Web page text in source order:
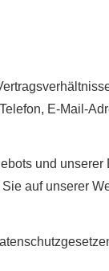
E-Mail-
und unserer
auf unserer